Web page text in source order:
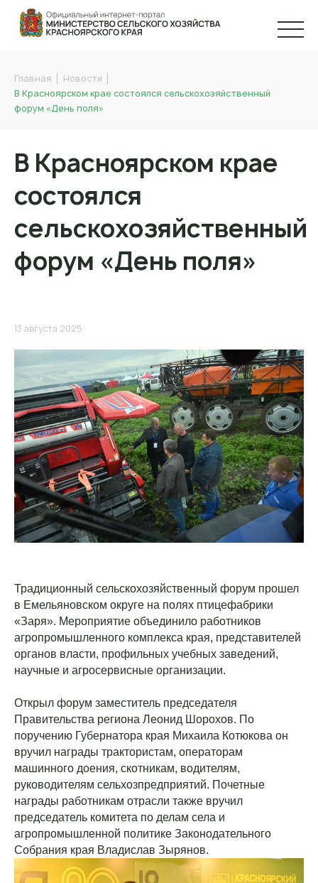
Главная
Новости
В Красноярском крае состоялся сельскохозяйственный
форум «День поля»
В Красноярском крае
состоялся
сельскохозяйственный
форум «День поля»
13 августа 2025
Традиционный сельскохозяйственный форум прошел
в Емельяновском округе на полях птицефабрики
«Заря». Мероприятие объединило работников
агропромышленного комплекса края, представителей
органов власти, профильных учебных заведений,
научные и агросервисные организации.
Открыл форум заместитель председателя
Правительства региона Леонид Шорохов. По
поручению Губернатора края Михаила Котюкова он
вручил награды трактористам, операторам
машинного доения, скотникам, водителям,
руководителям сельхозпредприятий. Почетные
награды работникам отрасли также вручил
председатель комитета по делам села и
агропромышленной политике Законодательного
Собрания края Владислав Зырянов.